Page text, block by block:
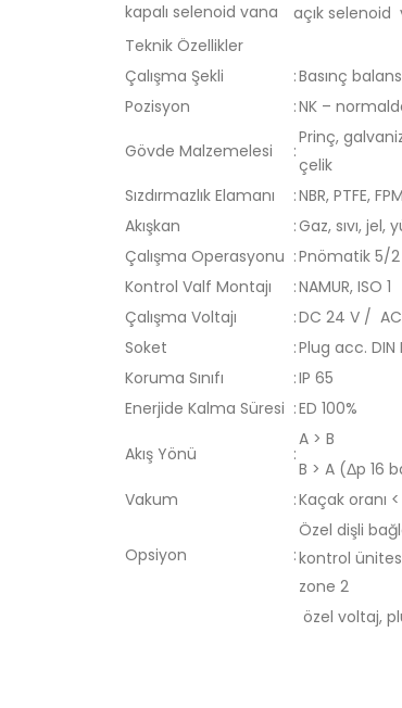
kapalı selenoid vana
açık selenoid
Teknik Özellikler
Çalışma Şekli
:Basınç
Pozisyon
:NK –
Gövde Malzemelesi :
Prinç,
çelik
Sızdırmazlık Elamanı
:NBR, PTFE,
Akışkan
:Gaz, sıvı,
Çalışma Operasyonu :Pnömatik 5/
Kontrol Valf Montajı
:NAMUR, ISO 1
Çalışma Voltajı
:DC 24 V /
Soket
:Plug acc. DIN
Koruma Sınıfı
:IP 65
Enerjide Kalma Süresi :ED 100%
Akış Yönü :
A > B
B > A (Δp 16
Vakum
:Kaçak oranı <
Opsiyon :
Özel dişli
kontrol
zone 2
özel voltaj,